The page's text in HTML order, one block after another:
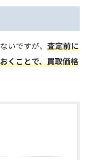
いですが、 査定前に
くことで、買取価格